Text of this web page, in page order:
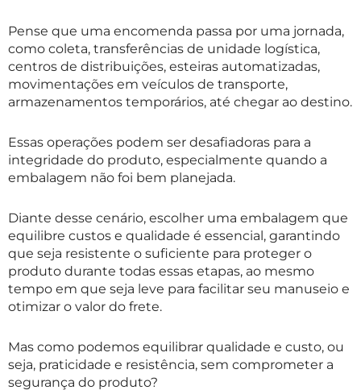
Pense que uma encomenda passa por uma jornada,
como coleta, transferências de unidade logística,
centros de distribuições, esteiras automatizadas,
movimentações em veículos de transporte,
armazenamentos temporários, até chegar ao destino.
Essas operações podem ser desafiadoras para a
integridade do produto, especialmente quando a
embalagem não foi bem planejada.
Diante desse cenário, escolher uma embalagem que
equilibre custos e qualidade é essencial, garantindo
que seja resistente o suficiente para proteger o
produto durante todas essas etapas, ao mesmo
tempo em que seja leve para facilitar seu manuseio e
otimizar o valor do frete.
Mas como podemos equilibrar qualidade e custo, ou
seja, praticidade e resistência, sem comprometer a
segurança do produto?